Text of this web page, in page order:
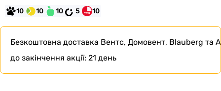
10 10 10 5 10
Безкоштовна доставка Вентс, Домовент, Blauberg та
до закінчення акції: 21 день